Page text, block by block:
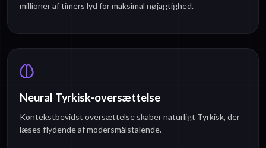
millioner af timers lyd for maksimal nøjagtighed.
Neural Tyrkisk-oversættelse
Kontekstbevidst oversættelse skaber naturligt Tyrkisk, der
læses flydende af modersmålstalende.